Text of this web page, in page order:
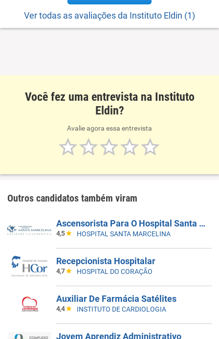
Ver todas as avaliações da Instituto Eldin (1)
Você fez uma entrevista na Instituto
Eldin?
Avalie agora essa entrevista
Outros candidatos também viram
Ascensorista Para O Hospital Santa Marcelina De Itaquera - Vaga Temporária
4,5 HOSPITAL SANTA MARCELINA
Recepcionista Hospitalar
4,7 HOSPITAL DO CORAÇÃO
Auxiliar De Farmácia Satélites
4,4 INSTITUTO DE CARDIOLOGIA
Jovem Aprendiz Administrativo